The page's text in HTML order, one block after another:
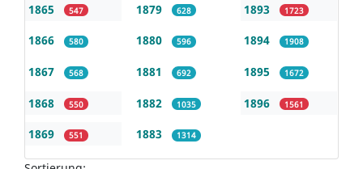
1865 547
1866 580
1867 568
1868 550
1869 551
1879 628
1880 596
1881 692
1882 1035
1883 1314
1893 1723
1894 1908
1895 1672
1896 1561